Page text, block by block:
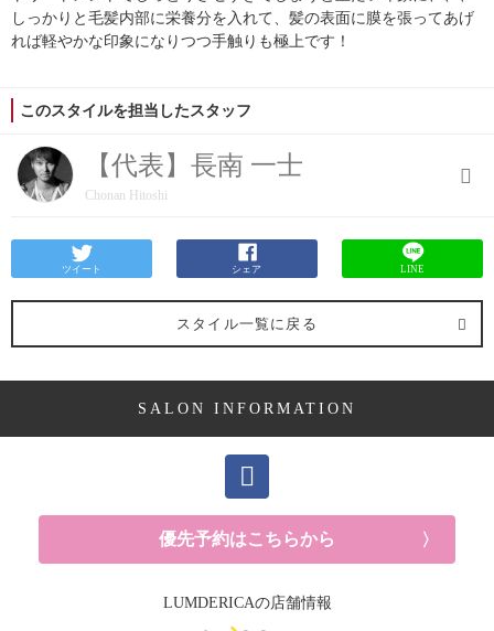
しっかりと毛髪内部に栄養分を入れて、髪の表面に膜を張ってあげ
れば軽やかな印象になりつつ手触りも極上です！
このスタイルを担当したスタッフ
【代表】長南 一士
Chonan Hitoshi
ツイート シェア LINE
スタイル一覧に戻る
SALON INFORMATION
優先予約はこちらから
LUMDERICAの店舗情報